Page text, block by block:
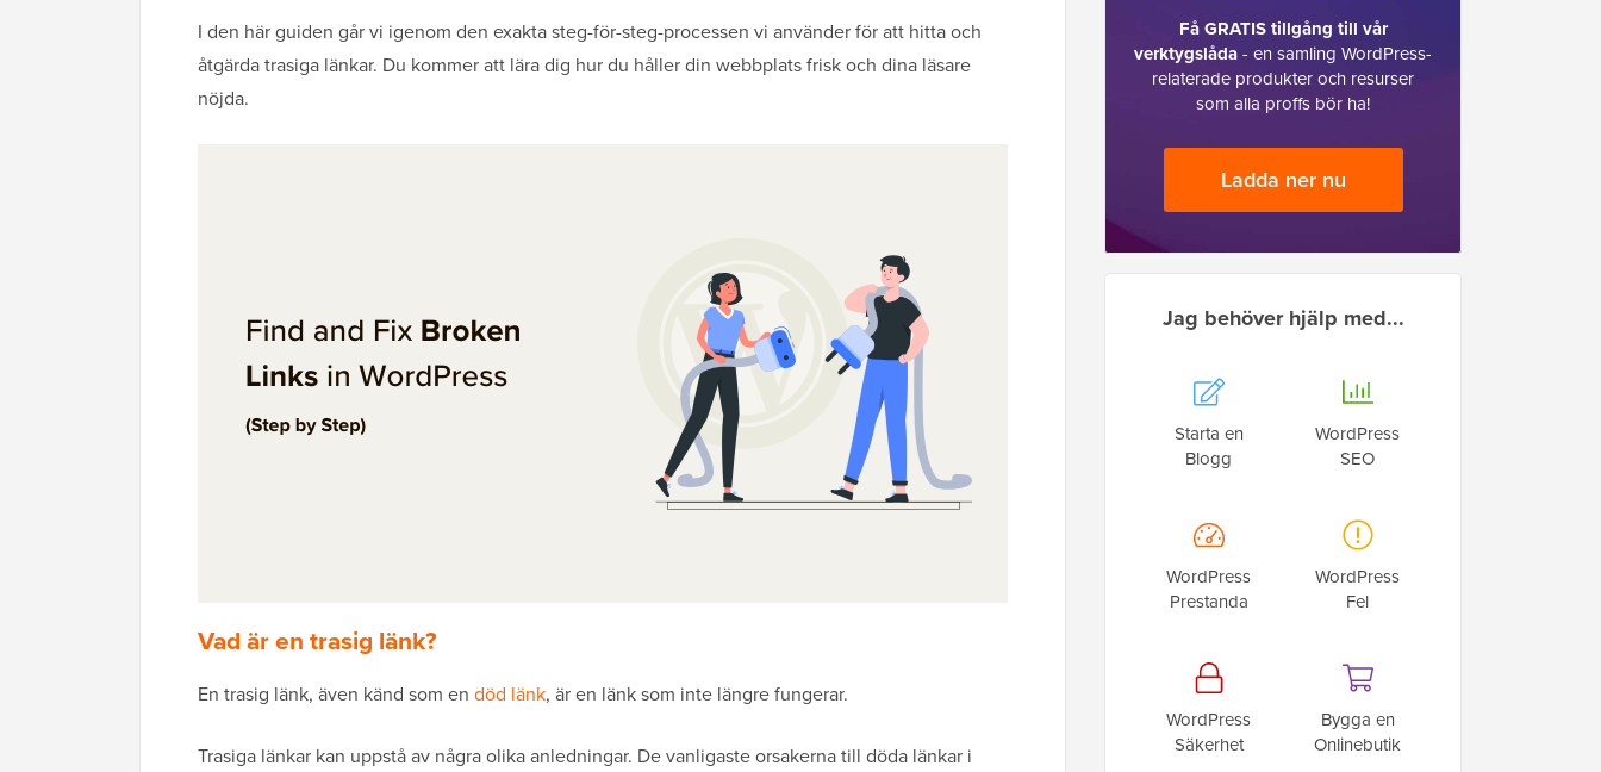
I den här guiden går vi igenom den exakta steg-för-steg-processen vi använder för att hitta och
åtgärda trasiga länkar. Du kommer att lära dig hur du håller din webbplats frisk och dina läsare
nöjda.
Vad är en trasig länk?
En trasig länk, även känd som en död länk, är en länk som inte längre fungerar.
Trasiga länkar kan uppstå av några olika anledningar. De vanligaste orsakerna till döda länkar i
Få GRATIS tillgång till vår
verktygslåda- en samling WordPress-
relaterade produkter och resurser
som alla proffs bör ha!
Ladda ner nu
Jag behöver hjälp med...
Starta en
Blogg
WordPress
SEO
WordPress
Prestanda
WordPress
Fel
WordPress
Säkerhet
Bygga en
Onlinebutik